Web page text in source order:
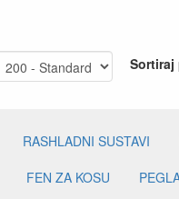
Sortiraj
RASHLADNI SUSTAVI
FEN ZA KOSU